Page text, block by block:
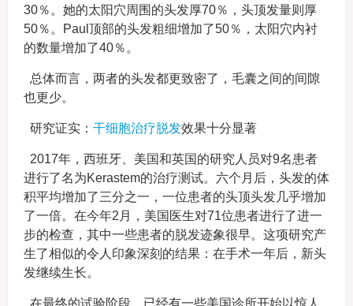
30％。她的太阳穴周围的头发厚70％，头顶发量则厚
50％。Paul顶部的头发粗细增加了50％，太阳穴内衬
的数量增加了40％。
总体而言，两者的头发都更致密了，毛囊之间的间隙
也更少。
研究证实： 干细胞治疗脱发效果十分显著
2017年，西班牙、美国和英国的研究人员对9名患者
进行了名为Kerastem的治疗测试。六个月后，头发的体
积平均增加了三分之一，一位患者的头顶头发几乎增加
了一倍。在今年2月，美国医生对71位患者进行了进一
步的检查，其中一些患者的脱发迹象很早。这项研究产
生了相似的令人印象深刻的结果：在手术一年后，新头
发继续生长。